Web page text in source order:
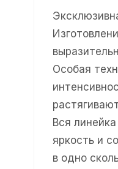
Особая
Вся
яркость и
в одно